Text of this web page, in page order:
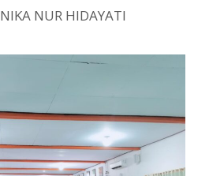
NIKA NUR HIDAYATI